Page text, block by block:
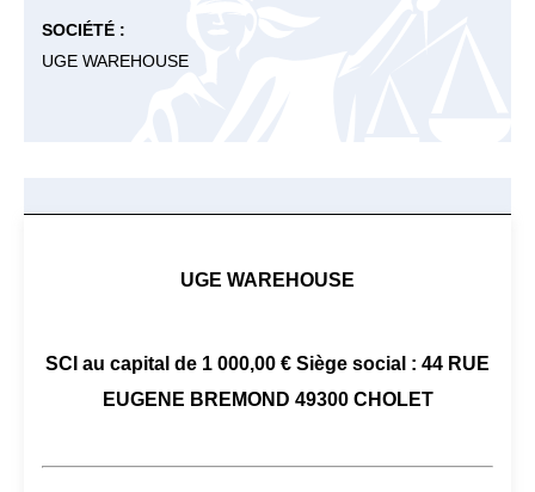
SOCIÉTÉ :
UGE WAREHOUSE
UGE WAREHOUSE
SCI au capital de 1 000,00 € Siège social : 44 RUE
EUGENE BREMOND 49300 CHOLET